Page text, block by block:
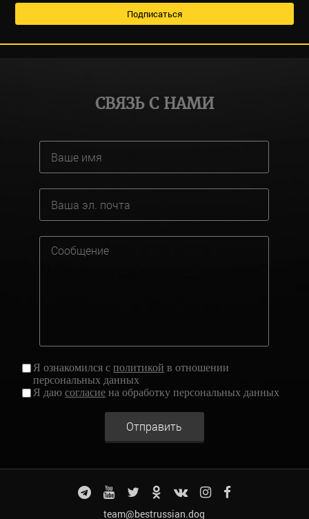
СВЯЗЬ С НАМИ
Я ознакомился сполитикой в отношении
персональных данных
Я даюсогласие на обработку персональных данных
Отправить
team@bestrussian.dog